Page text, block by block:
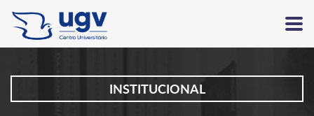
INSTITUCIONAL